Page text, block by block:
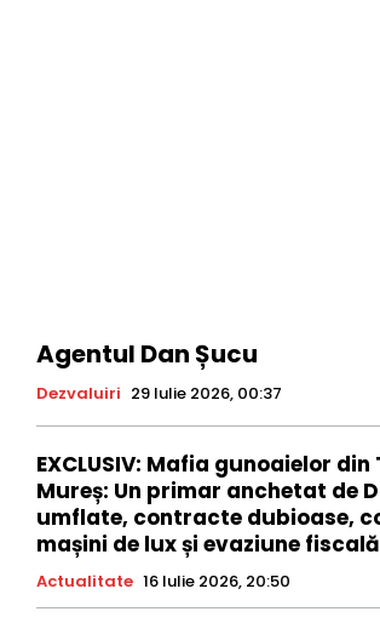
Agentul Dan Șucu
Dezvaluiri 29 Iulie 2026, 00:37
EXCLUSIV: Mafia gunoaielor din
Mureș: Un primar anchetat de
umflate, contracte dubioase,
mașini de lux și evaziune fiscală
Actualitate 16 Iulie 2026, 20:50